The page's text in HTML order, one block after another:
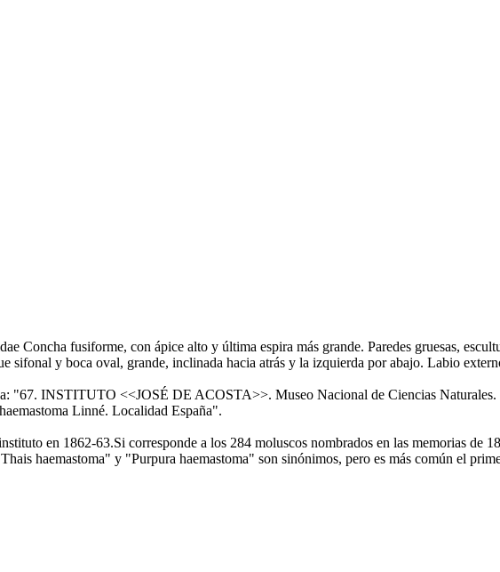
Concha fusiforme, con ápice alto y última espira más grande. Paredes gruesas,
sifonal y boca oval, grande, inclinada hacia atrás y la izquierda por abajo. Labio
"67. INSTITUTO <<JOSÉ DE ACOSTA>>. Museo Nacional de Ciencias
Linné. Localidad España".
en 1862-63.Si corresponde a los 284 moluscos nombrados en las memorias de
haemastoma" y "Purpura haemastoma" son sinónimos, pero es más común el